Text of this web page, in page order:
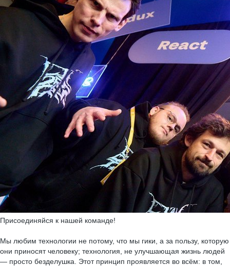
Присоединяйся к нашей команде!
Мы любим технологии не потому, что мы гики, а за пользу, которую
они приносят человеку; технология, не улучшающая жизнь людей
— просто безделушка. Этот принцип проявляется во всём: в том,